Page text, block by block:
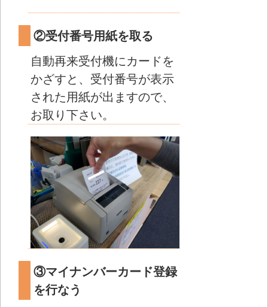
②受付番号用紙を取る
自動再来受付機にカードを
かざすと、受付番号が表示
された用紙が出ますので、
お取り下さい。
③マイナンバーカード登録
を行なう